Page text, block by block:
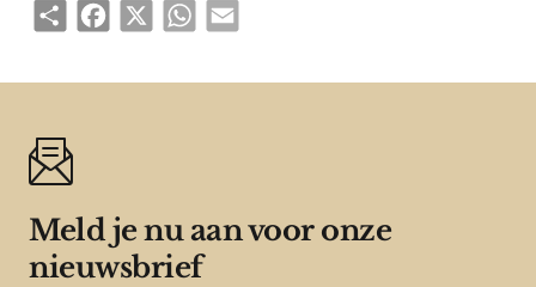
ShareFacebook
X WhatsAppEmail
Meld je nu aan voor onze
nieuwsbrief